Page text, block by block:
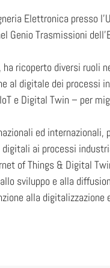
Elettronica presso
Genio Trasmissioni
ha ricoperto diversi
al digitale dei processi
e Digital Twin – per
ed
ai processi
of Things & Digital
sviluppo e alla
alla